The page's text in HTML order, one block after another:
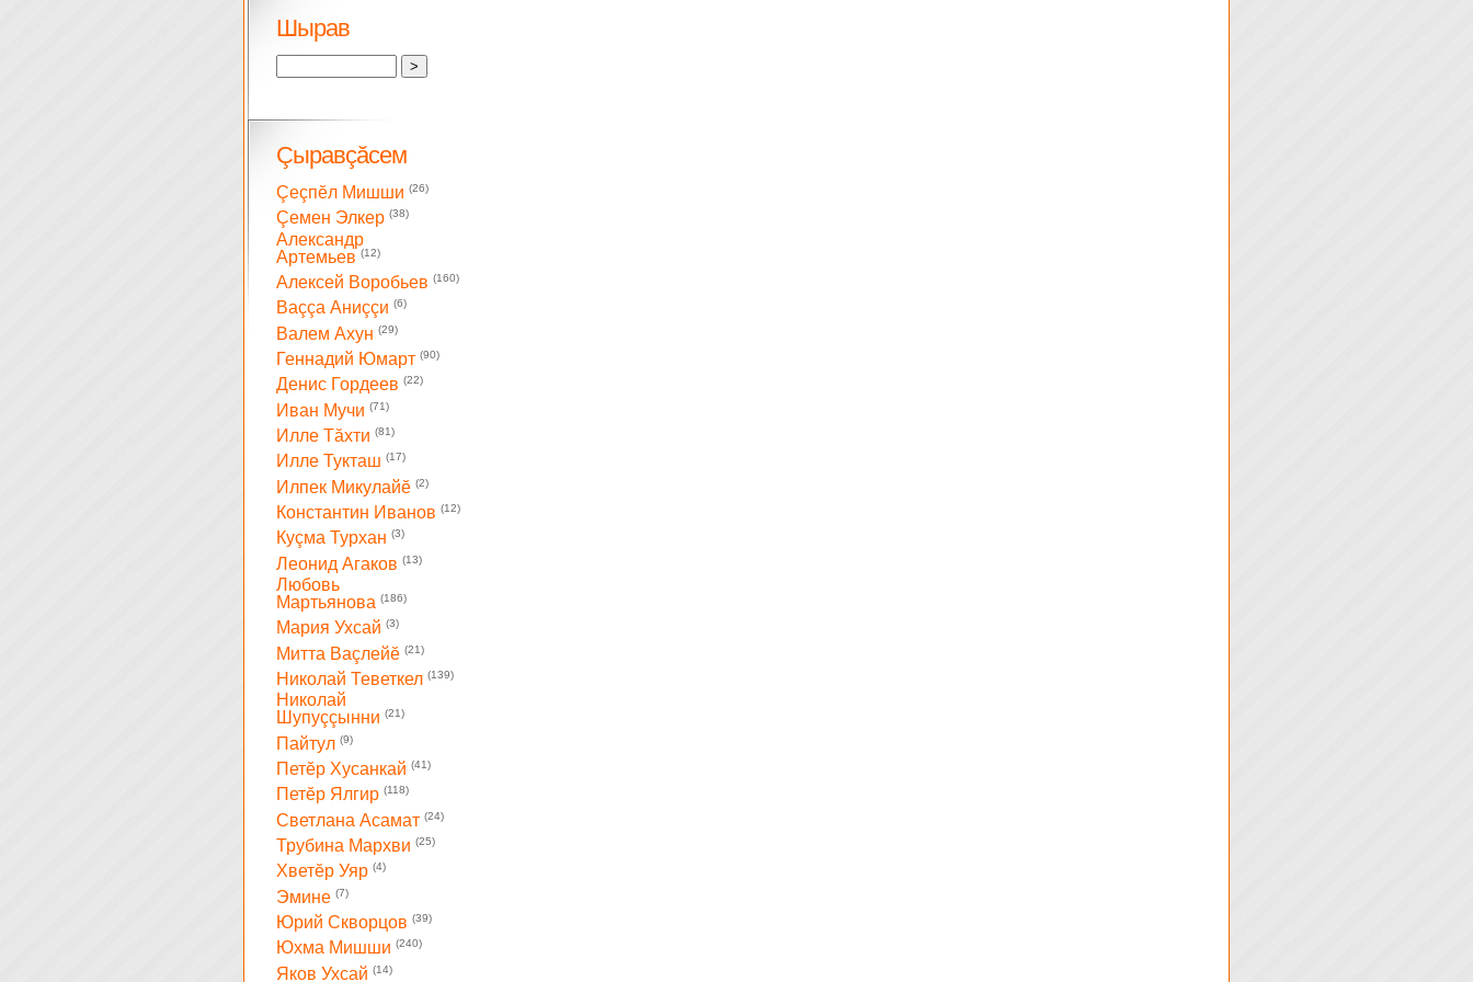
Шырав
Çыравçăсем
Çеçпĕл Мишши (26)
Çемен Элкер (38)
Александр
Артемьев (12)
Алексей Воробьев (160)
Ваççа Аниççи (6)
Валем Ахун (29)
Геннадий Юмарт (90)
Денис Гордеев (22)
Иван Мучи (71)
Илле Тăхти (81)
Илле Тукташ (17)
Илпек Микулайĕ (2)
Константин Иванов (12)
Куçма Турхан (3)
Леонид Агаков (13)
Любовь
Мартьянова (186)
Мария Ухсай (3)
Митта Ваçлейĕ (21)
Николай Теветкел (139)
Николай
Шупуççынни (21)
Пайтул (9)
Петĕр Хусанкай (41)
Петĕр Ялгир (118)
Светлана Асамат (24)
Трубина Мархви (25)
Хветĕр Уяр (4)
Эмине (7)
Юрий Скворцов (39)
Юхма Мишши (240)
Яков Ухсай (14)